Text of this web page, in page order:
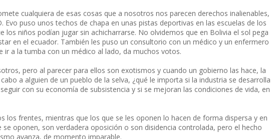
cualquiera de esas cosas que a nosotros nos parecen derechos inalienables,
Evo puso unos techos de chapa en unas pistas deportivas en las escuelas de los
los niños podían jugar sin achicharrarse. No olvidemos que en Bolivia el sol pega
en el ecuador. También les puso un consultorio con un médico y un enfermero
ir a la tumba con un médico al lado, da muchos votos.
pero al parecer para ellos son exotismos y cuando un gobierno las hace, la
a alguien de un pueblo de la selva, ¿qué le importa si la industria se desarrolla
con su economía de subsistencia y si se mejoran las condiciones de vida, en
los frentes, mientras que los que se les oponen lo hacen de forma dispersa y en
se oponen, son verdadera oposición o son disidencia controlada, pero el hecho
avanza, de momento imparable.